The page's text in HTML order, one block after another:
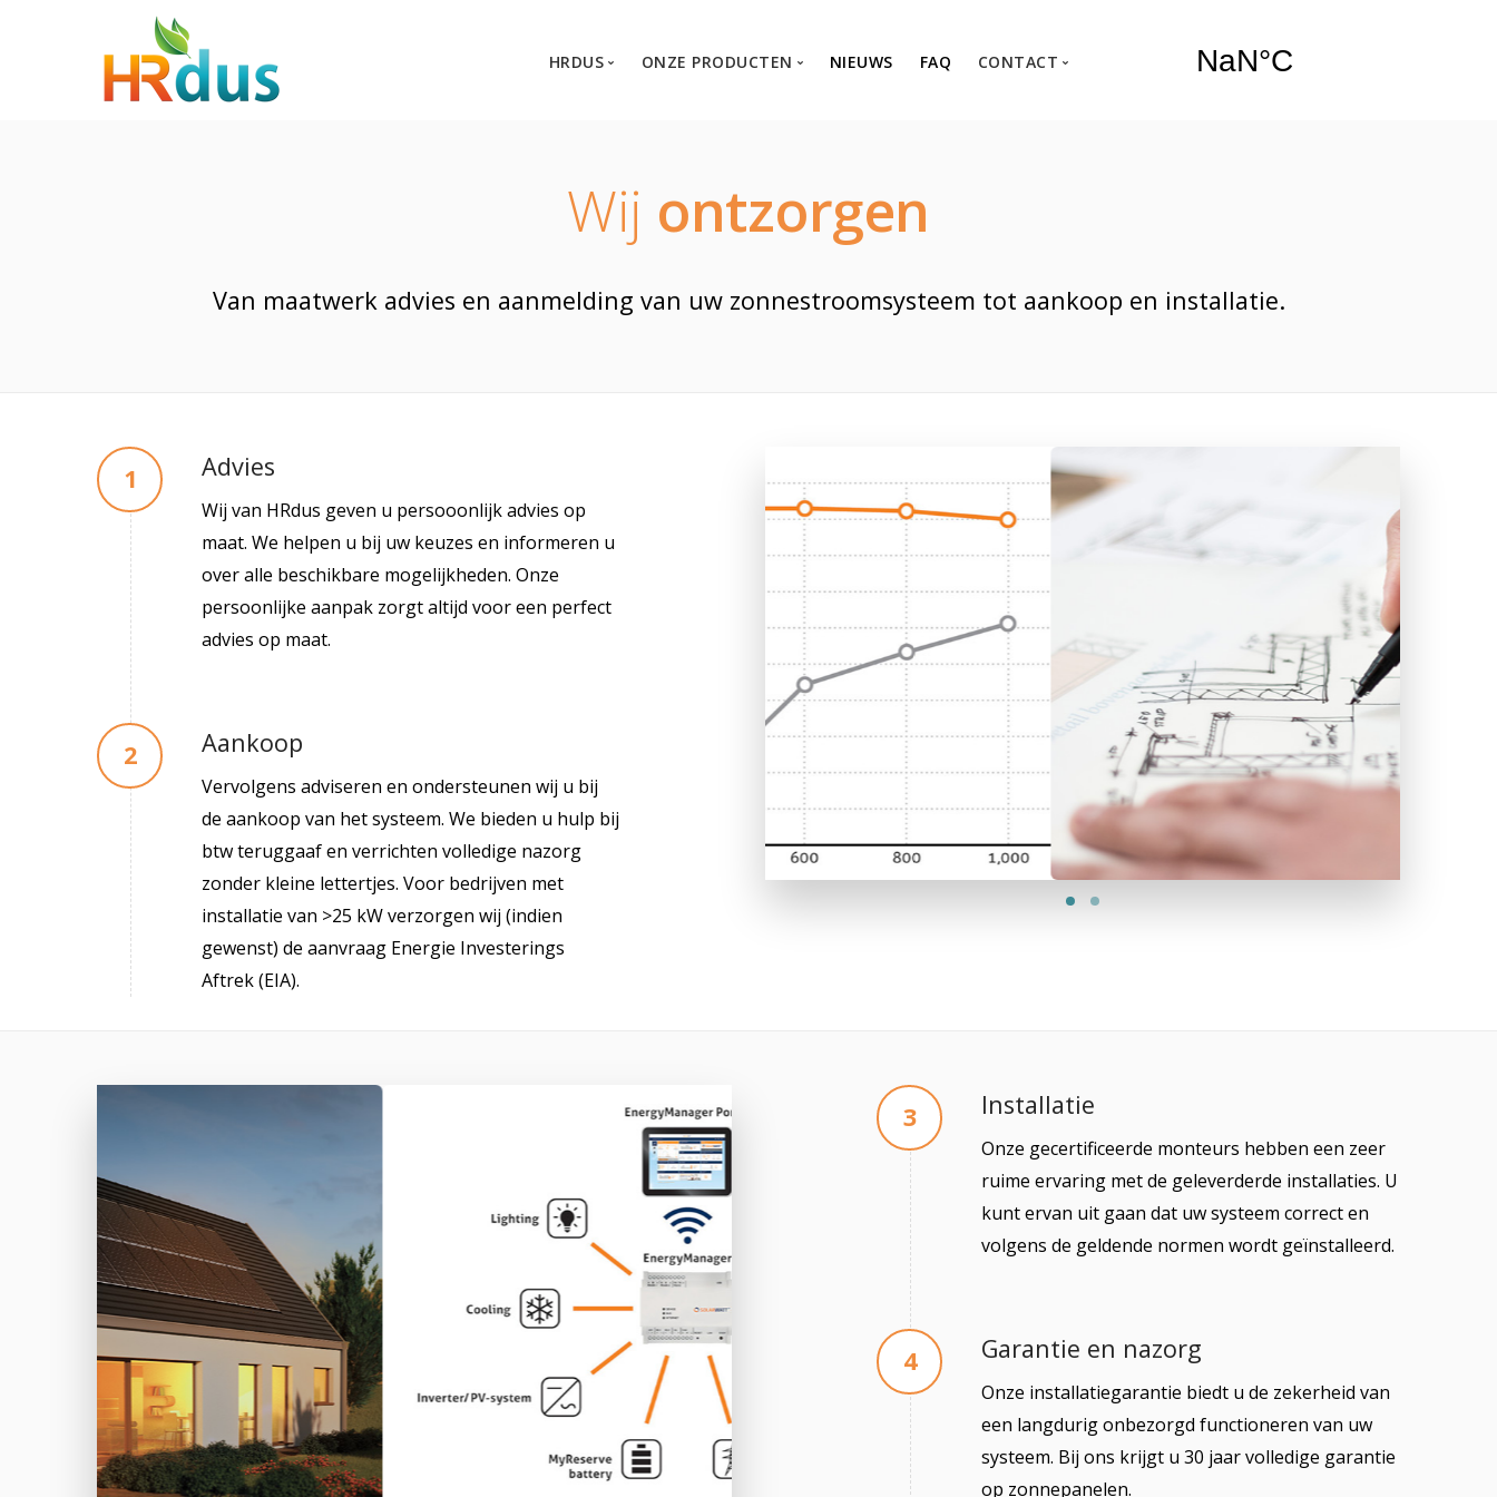
HRDUS
Kies voor kwaliteit
ONZE PRODUCTEN
Warmtepomp
Zonnepanelen
NIEUWS FAQ CONTACT
Wij ontzorgen
Van maatwerk advies en aanmelding van uw zonnestroomsysteem tot aankoop en installatie.
Advies
Wij van HRdus geven u persooonlijk advies op
maat. We helpen u bij uw keuzes en informeren u
over alle beschikbare mogelijkheden. Onze
persoonlijke aanpak zorgt altijd voor een perfect
advies op maat.
Aankoop
Vervolgens adviseren en ondersteunen wij u bij
de aankoop van het systeem. We bieden u hulp bij
btw teruggaaf en verrichten volledige nazorg
zonder kleine lettertjes. Voor bedrijven met
installatie van >25 kW verzorgen wij (indien
gewenst) de aanvraag Energie Investerings
Aftrek (EIA).
3 Installatie
Onze gecertificeerde monteurs hebben een zeer
ruime ervaring met de geleverderde installaties. U
kunt ervan uit gaan dat uw systeem correct en
volgens de geldende normen wordt geïnstalleerd.
4 Garantie en nazorg
Onze installatiegarantie biedt u de zekerheid van
een langdurig onbezorgd functioneren van uw
systeem. Bij ons krijgt u 30 jaar volledige garantie
op zonnepanelen.